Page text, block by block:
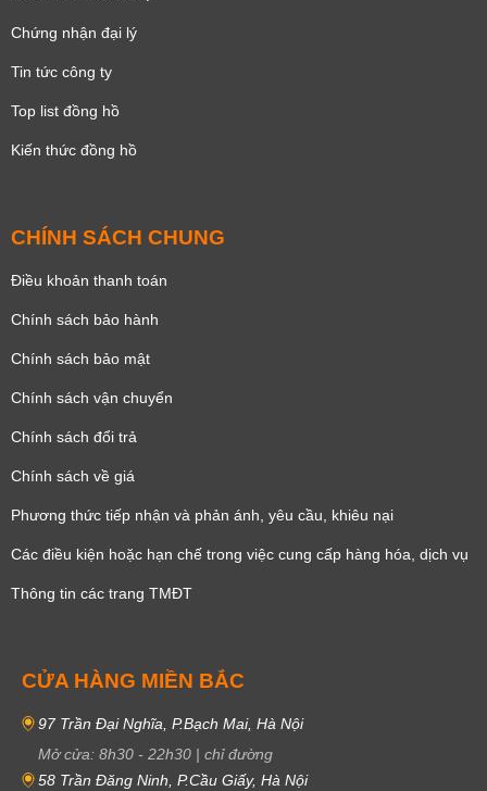
Chứng nhận đại lý
Tin tức công ty
Top list đồng hồ
Kiến thức đồng hồ
CHÍNH SÁCH CHUNG
Điều khoản thanh toán
Chính sách bảo hành
Chính sách bảo mật
Chính sách vận chuyển
Chính sách đổi trả
Chính sách về giá
Phương thức tiếp nhận và phản ánh, yêu cầu, khiêu nại
Các điều kiện hoặc hạn chế trong việc cung cấp hàng hóa, dịch vụ
Thông tin các trang TMĐT
CỬA HÀNG MIỀN BẮC
97 Trần Đại Nghĩa, P.Bạch Mai, Hà Nội
Mở cửa: 8h30 - 22h30 | chỉ đường
58 Trần Đăng Ninh, P.Cầu Giấy, Hà Nội